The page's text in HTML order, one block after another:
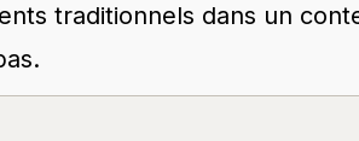
traditionnels dans un